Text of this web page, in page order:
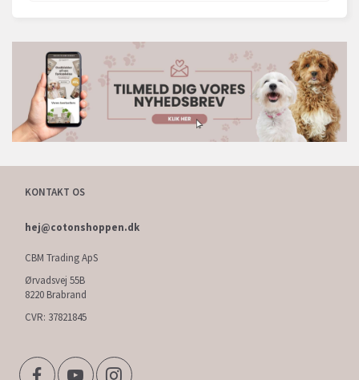
KONTAKT OS
hej@cotonshoppen.dk
CBM Trading ApS
Ørvadsvej 55B
8220 Brabrand
CVR: 37821845